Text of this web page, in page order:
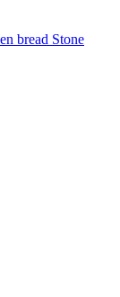
Stone